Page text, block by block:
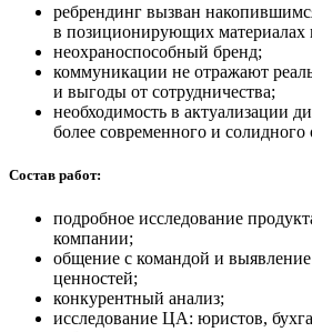
ребрендинг вызван
в позиционирующих материалах
неохраноспособный бренд;
коммуникации не отражают
и выгоды от сотрудничества;
необходимость в актуализации
более современного и солидного
Состав работ:
подробное исследование
компании;
общение с командой и
ценностей;
конкурентный анализ;
исследование ЦА: юристов,